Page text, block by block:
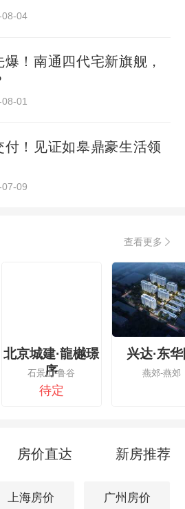
08-04
！南通四代宅新旗舰，
01
付！见证如皋鼎豪生活领
09
查看更多
北京城建·龍樾璟
序
石景山-鲁谷
待定
兴达·东
燕郊-燕郊
房价直达 新房推荐
上海房价 广州房价